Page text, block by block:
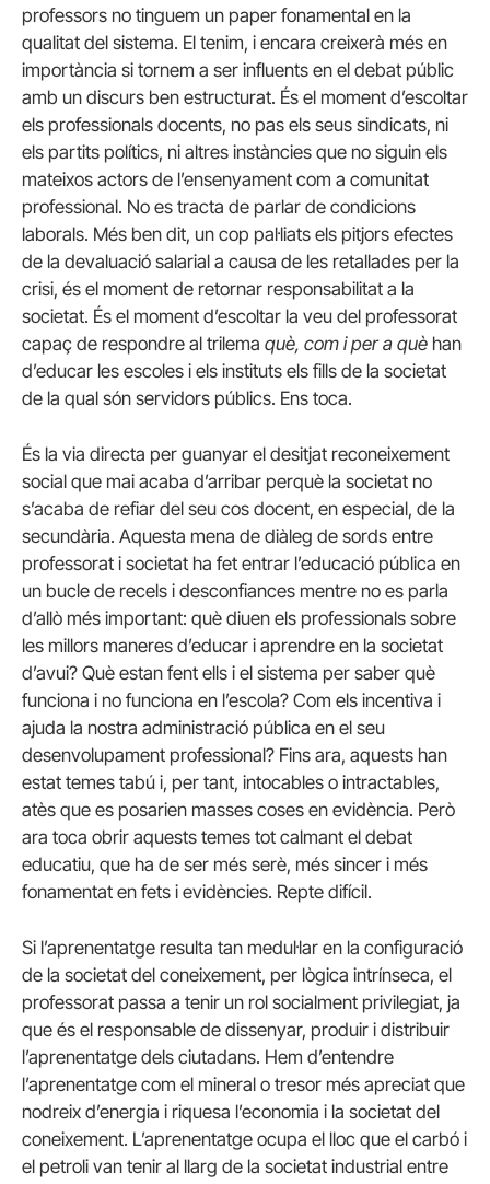
professors no tinguem un paper fonamental en la
qualitat del sistema. El tenim, i encara creixerà més en
importància si tornem a ser influents en el debat públic
amb un discurs ben estructurat. És el moment d’escoltar
els professionals docents, no pas els seus sindicats, ni
els partits polítics, ni altres instàncies que no siguin els
mateixos actors de l’ensenyament com a comunitat
professional. No es tracta de parlar de condicions
laborals. Més ben dit, un cop pal·liats els pitjors efectes
de la devaluació salarial a causa de les retallades per la
crisi, és el moment de retornar responsabilitat a la
societat. És el moment d’escoltar la veu del professorat
capaç de respondre al trilema què, com i per a què han
d’educar les escoles i els instituts els fills de la societat
de la qual són servidors públics. Ens toca.
És la via directa per guanyar el desitjat reconeixement
social que mai acaba d’arribar perquè la societat no
s’acaba de refiar del seu cos docent, en especial, de la
secundària. Aquesta mena de diàleg de sords entre
professorat i societat ha fet entrar l’educació pública en
un bucle de recels i desconfiances mentre no es parla
d’allò més important: què diuen els professionals sobre
les millors maneres d’educar i aprendre en la societat
d’avui? Què estan fent ells i el sistema per saber què
funciona i no funciona en l’escola? Com els incentiva i
ajuda la nostra administració pública en el seu
desenvolupament professional? Fins ara, aquests han
estat temes tabú i, per tant, intocables o intractables,
atès que es posarien masses coses en evidència. Però
ara toca obrir aquests temes tot calmant el debat
educatiu, que ha de ser més serè, més sincer i més
fonamentat en fets i evidències. Repte difícil.
Si l’aprenentatge resulta tan medul·lar en la configuració
de la societat del coneixement, per lògica intrínseca, el
professorat passa a tenir un rol socialment privilegiat, ja
que és el responsable de dissenyar, produir i distribuir
l’aprenentatge dels ciutadans. Hem d’entendre
l’aprenentatge com el mineral o tresor més apreciat que
nodreix d’energia i riquesa l’economia i la societat del
coneixement. L’aprenentatge ocupa el lloc que el carbó i
el petroli van tenir al llarg de la societat industrial entre